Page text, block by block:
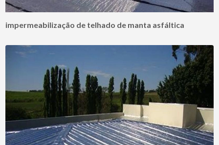
impermeabilização de telhado de manta asfáltica